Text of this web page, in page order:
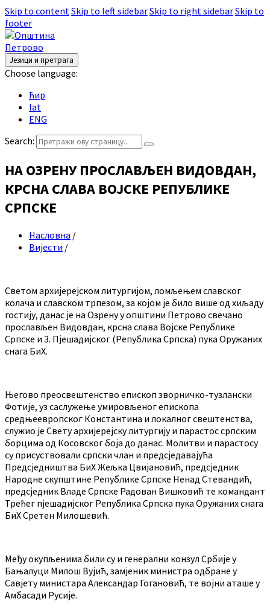
Skip to contentSkip to left sidebarSkip to right sidebarSkip to
footer
Језици и претрага
Choose language:
ћир
lat
ENG
Search:
НА ОЗРЕНУ ПРОСЛАВЉЕН ВИДОВДАН,
КРСНА СЛАВА ВОЈСКЕ РЕПУБЛИКЕ
СРПСКЕ
Насловна /
Вијести /
Светом архијерејском литургијом, ломљењем славског
колача и славском трпезом, за којом је било више од хиљаду
гостију, данас је на Озрену у општини Петрово свечано
прослављен Видовдан, крсна слава Војске Републике
Српске и 3. Пјешадијског (Република Српска) пука Оружаних
снага БиХ.
Његово преосвештенство епископ зворничко-тузлански
Фотије, уз саслужење умировљеног епископа
средњеевропског Константина и локалног свештенства,
служио је Свету архијерејску литургију и парастос српским
борцима од Косовског боја до данас. Молитви и парастосу
су присуствовали српски члан и предсједавајућа
Предсједништва БиХ Жељка Цвијановић, предсједник
Народне скупштине Републике Српске Ненад Стевандић,
предсједник Владе Српске Радован Вишковић те командант
Трећег пјешадијског Република Српска пука Оружаних снага
БиХ Сретен Милошевић.
Међу окупљенима били су и генерални конзул Србије у
Бањалуци Милош Вујић, замјеник министра одбране у
Савјету министара Александар Гогановић, те војни аташе у
Амбасади Русије.